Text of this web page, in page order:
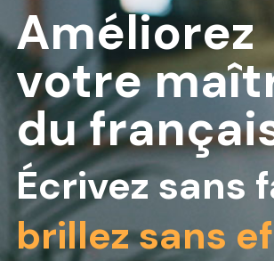
Améliorez
votre
du
Écrivez sans
brillez sans